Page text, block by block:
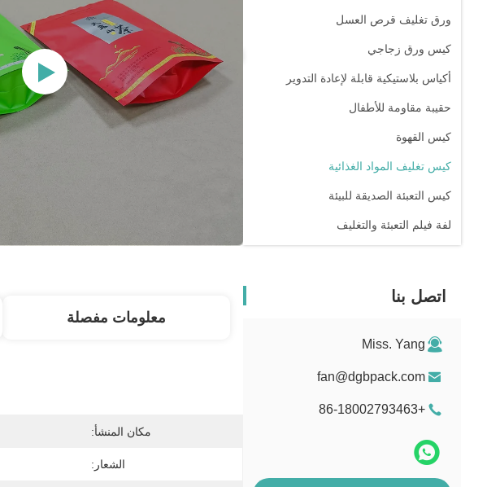
ورق تغليف قرص العسل
كيس ورق زجاجي
أكياس بلاستيكية قابلة لإعادة التدوير
حقيبة مقاومة للأطفال
كيس القهوة
كيس تغليف المواد الغذائية
كيس التعبئة الصديقة للبيئة
لفة فيلم التعبئة والتغليف
اتصل بنا
Miss. Yang
fan@dgbpack.com
+86-18002793463
معلومات مفصلة
مكان المنشأ:
الشعار: